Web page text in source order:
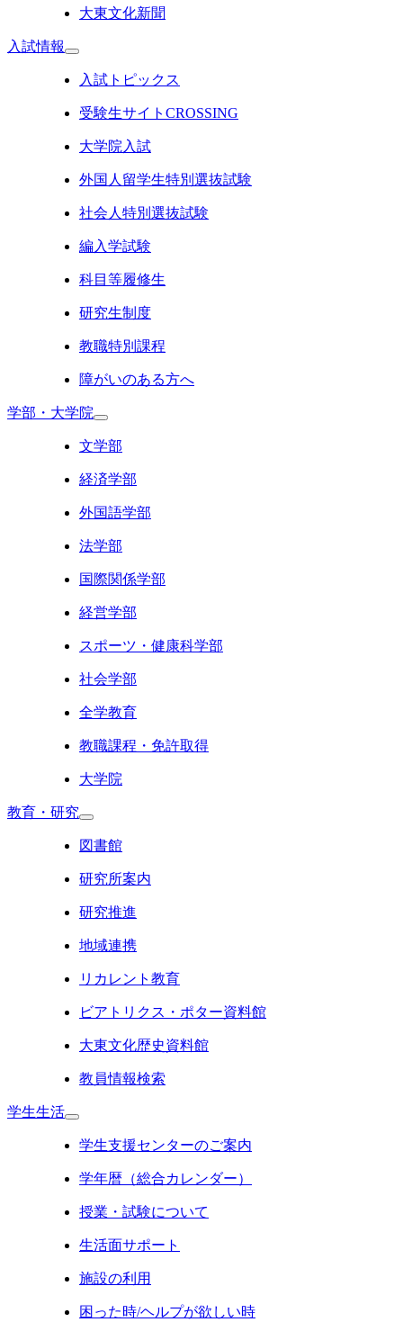
大東文化新聞
入試情報
入試トピックス
受験生サイトCROSSING
大学院入試
外国人留学生特別選抜試験
社会人特別選抜試験
編入学試験
科目等履修生
研究生制度
教職特別課程
障がいのある方へ
学部・大学院
文学部
経済学部
外国語学部
法学部
国際関係学部
経営学部
スポーツ・健康科学部
社会学部
全学教育
教職課程・免許取得
大学院
教育・研究
図書館
研究所案内
研究推進
地域連携
リカレント教育
ビアトリクス・ポター資料館
大東文化歴史資料館
教員情報検索
学生生活
学生支援センターのご案内
学年暦（総合カレンダー）
授業・試験について
生活面サポート
施設の利用
困った時/ヘルプが欲しい時